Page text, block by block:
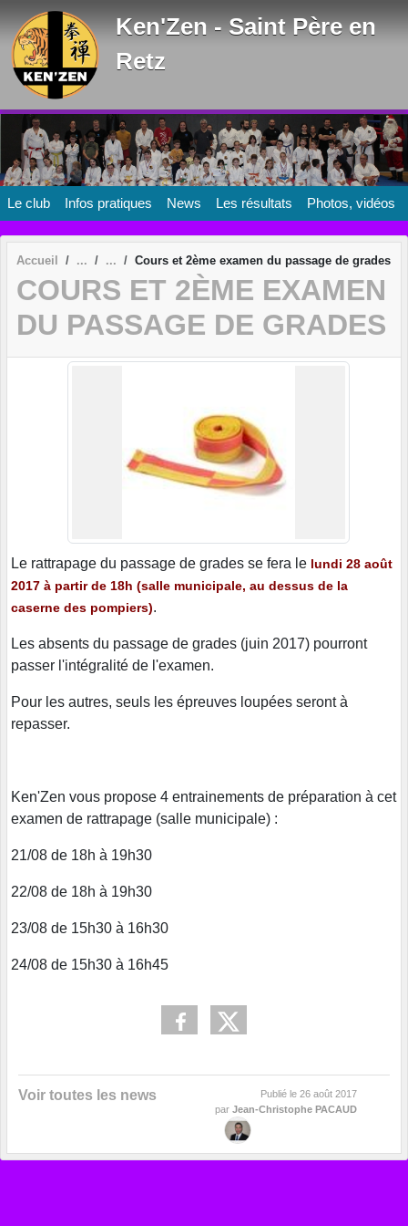
Ken'Zen - Saint Père en
Retz
Le club Infos pratiques News Les résultats Photos, vidéos
Accueil Cours et 2ème examen du passage de grades
COURS ET 2ÈME EXAMEN
DU PASSAGE DE GRADES
Le rattrapage du passage de grades se fera le lundi 28 août
2017 à partir de 18h (salle municipale, au dessus de la
caserne des pompiers).
Les absents du passage de grades (juin 2017) pourront
passer l'intégralité de l'examen.
Pour les autres, seuls les épreuves loupées seront à
repasser.
Ken'Zen vous propose 4 entrainements de préparation à cet
examen de rattrapage (salle municipale) :
21/08 de 18h à 19h30
22/08 de 18h à 19h30
23/08 de 15h30 à 16h30
24/08 de 15h30 à 16h45
Voir toutes les news Publié le 26 août 2017
par Jean-Christophe PACAUD
Panneau de gestion des cookies